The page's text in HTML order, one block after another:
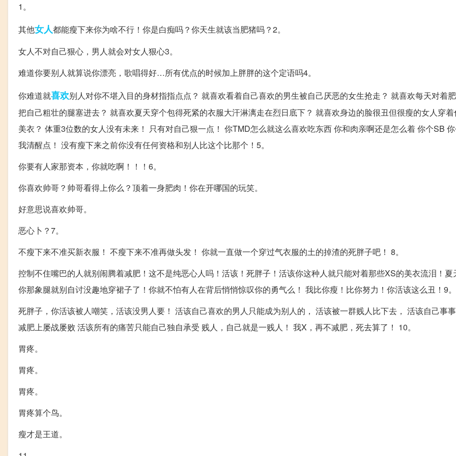
1。
其他女人都能瘦下来你为啥不行！你是白痴吗？你天生就该当肥猪吗？2。
女人不对自己狠心，男人就会对女人狠心3。
难道你要别人就算说你漂亮，歌唱得好…所有优点的时候加上胖胖的这个定语吗4。
你难道就喜欢别人对你不堪入目的身材指指点点？ 就喜欢看着自己喜欢的男生被自己厌恶的女生抢走？ 就喜欢每天对着
把自己粗壮的腿塞进去？ 就喜欢夏天穿个包得死紧的衣服大汗淋漓走在烈日底下？ 就喜欢身边的脸很丑但很瘦的女人穿
美衣？ 体重3位数的女人没有未来！ 只有对自己狠一点！ 你TMD怎么就这么喜欢吃东西 你和肉亲啊还是怎么着 你个SB
我清醒点！ 没有瘦下来之前你没有任何资格和别人比这个比那个！5。
你要有人家那资本，你就吃啊！！！6。
你喜欢帅哥？帅哥看得上你么？顶着一身肥肉！你在开哪国的玩笑。
好意思说喜欢帅哥。
恶心卜？7。
不瘦下来不准买新衣服！ 不瘦下来不准再做头发！ 你就一直做一个穿过气衣服的土的掉渣的死胖子吧！ 8。
控制不住嘴巴的人就别闹腾着减肥！这不是纯恶心人吗！活该！死胖子！活该你这种人就只能对着那些XS的美衣流泪！夏
你那象腿就别自讨没趣地穿裙子了！你就不怕有人在背后悄悄惊叹你的勇气么！ 我比你瘦！比你努力！你活该这么丑！9。
死胖子，你活该被人嘲笑，活该没男人要！ 活该自己喜欢的男人只能成为别人的， 活该被一群贱人比下去， 活该自己事
减肥上屡战屡败 活该所有的痛苦只能自己独自承受 贱人，自己就是一贱人！ 我X，再不减肥，死去算了！ 10。
胃疼。
胃疼。
胃疼。
胃疼算个鸟。
瘦才是王道。